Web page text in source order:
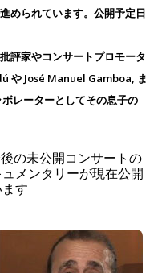
められています。公開予定日
評家やコンサートプロモータ
や José Manuel Gamboa, ま
レーターとしてその息子の